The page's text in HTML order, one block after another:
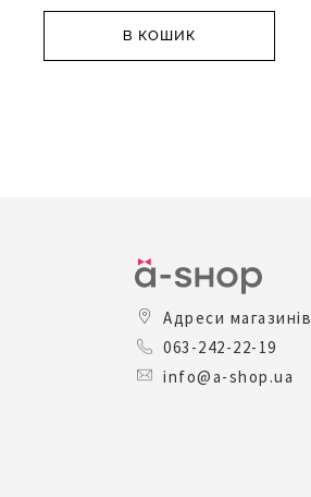
В КОШИК
Адреси магазинів
063-242-22-19
info@a-shop.ua